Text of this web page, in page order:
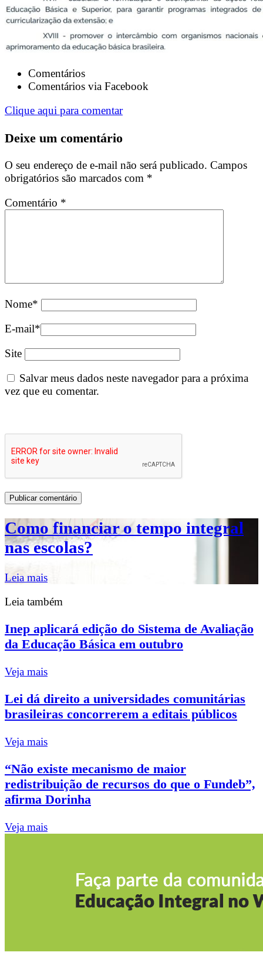
Comentários
Comentários via Facebook
Clique aqui para comentar
Deixe um comentário
O seu endereço de e-mail não será publicado. Campos
obrigatórios são marcados com *
Comentário *
Nome*
E-mail*
Site
Salvar meus dados neste navegador para a próxima
vez que eu comentar.
Como financiar o tempo integral
nas escolas?
Leia mais
Leia também
Inep aplicará edição do Sistema de Avaliação
da Educação Básica em outubro
Veja mais
Lei dá direito a universidades comunitárias
brasileiras concorrerem a editais públicos
Veja mais
“Não existe mecanismo de maior
redistribuição de recursos do que o Fundeb”,
afirma Dorinha
Veja mais